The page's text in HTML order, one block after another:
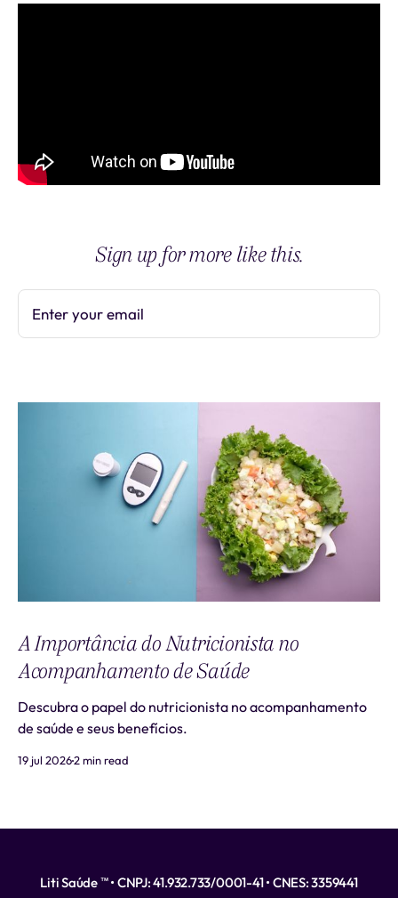
Sign up for more like this.
Enter your email
A Importância do Nutricionista no
Acompanhamento de Saúde
Descubra o papel do nutricionista no acompanhamento
de saúde e seus benefícios.
19 jul 20262 min read
Liti Saúde ™ • CNPJ: 41.932.733/0001-41 • CNES: 3359441